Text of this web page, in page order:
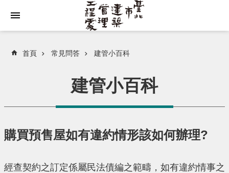
首頁 常見問答 建管小百科
建管小百科
購買預售屋如有違約情形該如何辦理?
經查契約之訂定係屬民法債編之範疇，如有違約情事之